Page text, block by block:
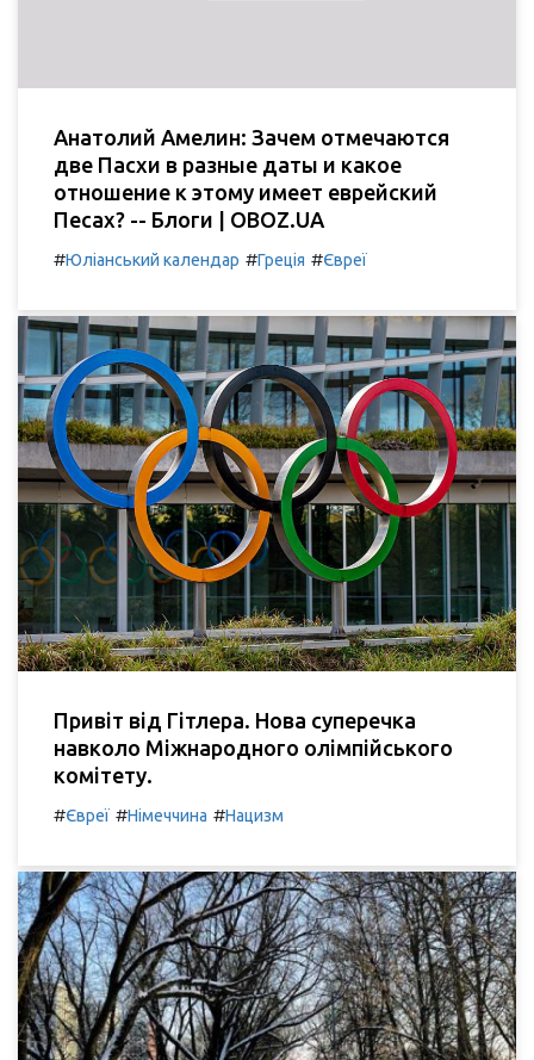
Анатолий Амелин: Зачем отмечаются
две Пасхи в разные даты и какое
отношение к этому имеет еврейский
Песах? -- Блоги | OBOZ.UA
#Юліанський календар #Греція #Євреї
Привіт від Гітлера. Нова суперечка
навколо Міжнародного олімпійського
комітету.
#Євреї #Німеччина #Нацизм